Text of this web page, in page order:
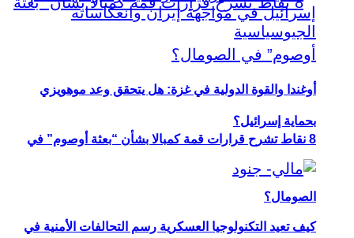
8 نقاط تشرح قرارات قمة كمبالا بشأن “بعثة أوصوم” في
الصومال؟
أوغندا والقوة الدولية في غزة: هل يتحقق وعد موهويزي
بحماية إسرائيل؟
كيف تعيد التكنولوجيا العسكرية رسم التحالفات الأمنية في